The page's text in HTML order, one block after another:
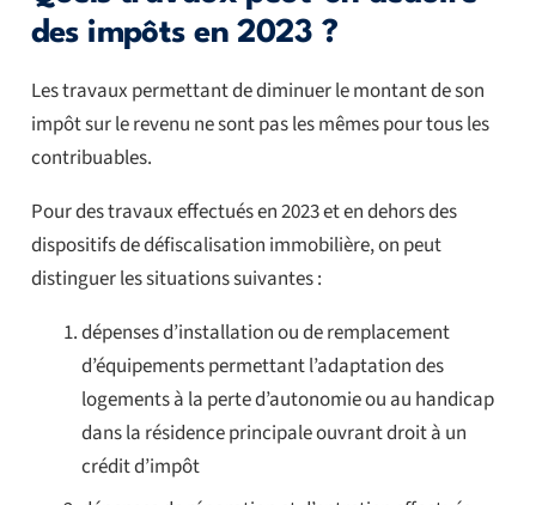
des impôts en 2023 ?
Les travaux permettant de diminuer le montant de son
impôt sur le revenu ne sont pas les mêmes pour tous les
contribuables.
Pour des travaux effectués en 2023 et en dehors des
dispositifs de défiscalisation immobilière, on peut
distinguer les situations suivantes :
dépenses d’installation ou de remplacement
d’équipements permettant l’adaptation des
logements à la perte d’autonomie ou au handicap
dans la résidence principale ouvrant droit à un
crédit d’impôt